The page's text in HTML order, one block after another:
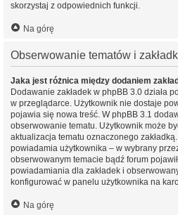
skorzystaj z odpowiednich funkcji.
Na górę
Obserwowanie tematów i
Jaka jest różnica między dodaniem
Dodawanie zakładek w phpBB 3.0 działa
w przeglądarce. Użytkownik nie dostaje
pojawia się nowa treść. W phpBB 3.1
obserwowanie tematu. Użytkownik może
aktualizacja tematu oznaczonego
powiadamia użytkownika – w wybrany
obserwowanym temacie bądź forum
powiadamiania dla zakładek i
konfigurować w panelu użytkownika na
Na górę